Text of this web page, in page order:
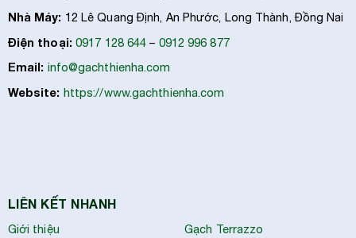
Nhà Máy: 12 Lê Quang Định, An Phước, Long Thành, Đồng Nai
Điện thoại: 0917 128 644 – 0912 996 877
Email: info@gachthienha.com
Website: https://www.gachthienha.com
LIÊN KẾT NHANH
Giới thiệu
Gạch Terrazzo